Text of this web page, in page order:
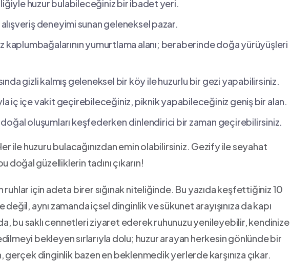
huzur bulabileceğiniz ⁣bir ibadet ⁤yeri.
alışveriş ‍deneyimi ⁢sunan geleneksel⁢ pazar.
​yumurtlama alanı; beraberinde doğa yürüyüşleri
gizli kalmış geleneksel bir ‌köy‍ ile huzurlu bir ‌gezi yapabilirsiniz.
iç ​içe vakit geçirebileceğiniz, ‌piknik⁣ yapabileceğiniz geniş bir alan.
doğal oluşumları keşfederken dinlendirici ⁢bir ⁣zaman geçirebilirsiniz.
ile huzuru bulacağınızdan emin ⁣olabilirsiniz.⁢ Gezify ile seyahat
güzelliklerin ‌tadını çıkarın!
ruhlar için adeta birer sığınak niteliğinde. Bu yazıda‍ keşfettiğiniz 10
aynı zamanda⁢ içsel dinginlik ve sükunet arayışınıza ⁢da kapı
bu saklı cennetleri ziyaret ederek ruhunuzu ‌yenileyebilir, kendinize
bekleyen sırlarıyla ⁣dolu; huzur arayan herkesin gönlünde⁣ bir
dinginlik‌ bazen en beklenmedik yerlerde karşınıza çıkar.